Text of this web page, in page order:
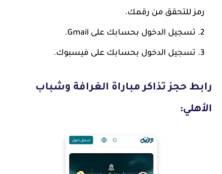
رمز للتحقق من رقمك.
تسجيل الدخول بحسابك على Gmail.
تسجيل الدخول بحسابك على فيسبوك.
رابط حجز تذاكر مباراة الغرافة وشباب
الأهلي: